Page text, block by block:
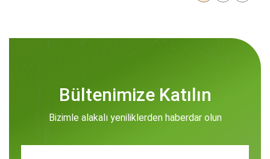
Bültenimize Katılın
Bizimle alakalı yeniliklerden haberdar olun